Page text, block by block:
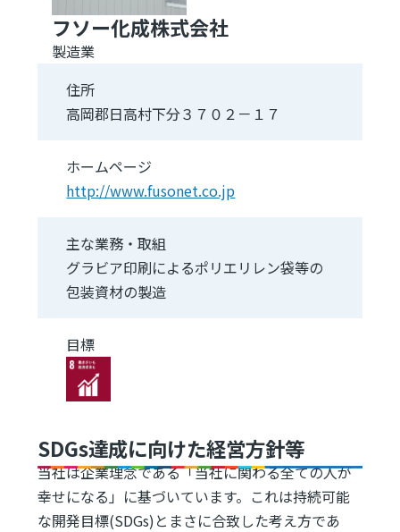
フソー化成株式会社
製造業
住所
高岡郡日高村下分３７０２－１７
ホームページ
http://www.fusonet.co.jp
主な業務・取組
グラビア印刷によるポリエリレン袋等の
包装資材の製造
目標
Image
SDGs達成に向けた経営方針等
当社は企業理念である「当社に関わる全ての人が
幸せになる」に基づいています。これは持続可能
な開発目標(SDGs)とまさに合致した考え方であ